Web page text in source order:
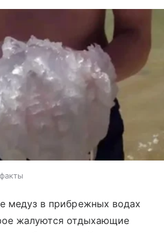
медуз в прибрежных водах
жалуются отдыхающие